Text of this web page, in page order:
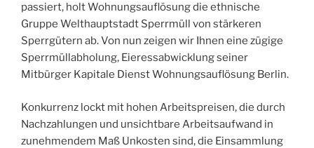
passiert, holt Wohnungsauflösung die ethnische
Gruppe Welthauptstadt Sperrmüll von stärkeren
Sperrgütern ab. Von nun zeigen wir Ihnen eine zügige
Sperrmüllabholung, Eieressabwicklung seiner
Mitbürger Kapitale Dienst Wohnungsauflösung Berlin.
Konkurrenz lockt mit hohen Arbeitspreisen, die durch
Nachzahlungen und unsichtbare Arbeitsaufwand in
zunehmendem Maß Unkosten sind, die Einsammlung